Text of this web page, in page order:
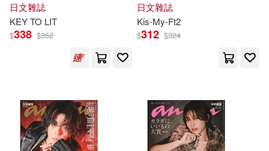
Carmen De Paz(1) Carol(1)
Celine/ Nieves(1)
Damenortey Richard(1)
日文雜誌
KEY TO LIT
$338 $352
日文雜誌
Kis-My-Ft2
$312 $324